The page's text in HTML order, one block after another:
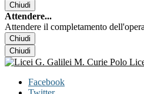
Chiudi
Attendere...
Attendere il completamento
Chiudi
Chiudi
Facebook